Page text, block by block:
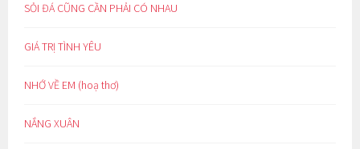
SỎI ĐÁ CŨNG CẦN PHẢI CÓ NHAU
GIÁ TRỊ TÌNH YÊU
NHỚ VỀ EM (hoạ thơ)
NẮNG XUÂN